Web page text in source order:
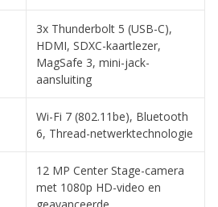
3x Thunderbolt 5 (USB-C),
HDMI, SDXC-kaartlezer,
MagSafe 3, mini-jack-
aansluiting
Wi-Fi 7 (802.11be), Bluetooth
6, Thread-netwerk­technologie
12 MP Center Stage-camera
met 1080p HD-video en